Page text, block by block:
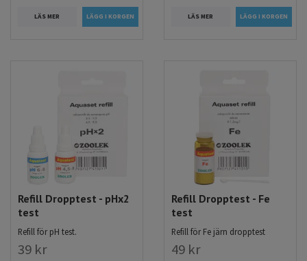
LÄS MER LÄS MER
Refill Dropptest - pHx2
test
Refill för pH test.
39 kr
Refill Dropptest - Fe
test
Refill för Fe järn dropptest
49 kr